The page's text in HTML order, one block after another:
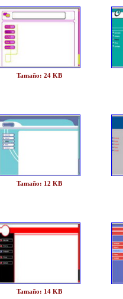
Tamaño: 24 KB
Tamaño: 12 KB
Tamaño: 14 KB